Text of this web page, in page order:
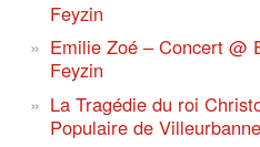
Feyzin
Emilie Zoé – Concert @
Feyzin
La Tragédie du roi
Populaire de Villeurbanne